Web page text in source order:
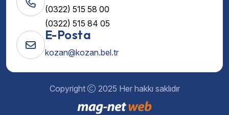
(0322) 515 58 00
(0322) 515 84 05
E-Posta
kozan@kozan.bel.tr
Copyright 2025 Her hakkı saklıdır